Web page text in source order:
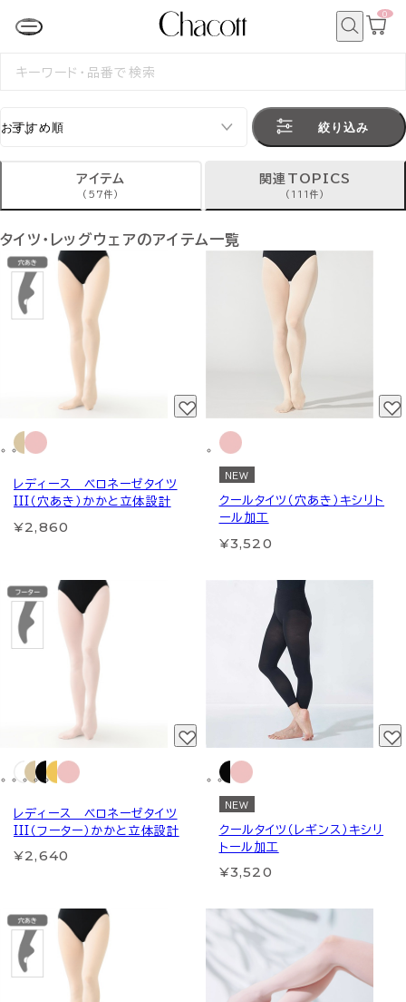
カ
0
検
絞り込み
アイテム
(57件)
関連TOPICS
(111件)
タイツ・レッグウェアのアイテム一覧
レディース ベロネーゼタイツ
III（穴あき）かかと立体設計
¥2,860
NEW
クールタイツ（穴あき）キシリト
ール加工
¥3,520
レディース ベロネーゼタイツ
III（フーター）かかと立体設計
¥2,640
NEW
クールタイツ（レギンス）キシリ
トール加工
¥3,520